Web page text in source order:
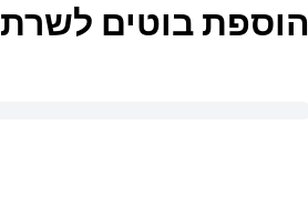
הוספת בוטים לשרת